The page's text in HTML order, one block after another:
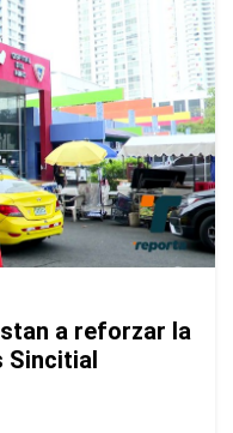
a reforzar la
Sincitial